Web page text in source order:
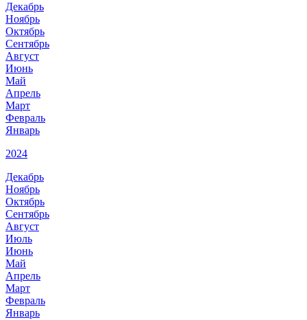
Декабрь
Ноябрь
Октябрь
Сентябрь
Август
Июнь
Май
Апрель
Март
Февраль
Январь
2024
Декабрь
Ноябрь
Октябрь
Сентябрь
Август
Июль
Июнь
Май
Апрель
Март
Февраль
Январь